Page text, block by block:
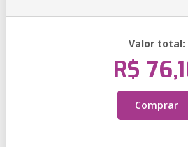
Valor total:
R$
Comprar